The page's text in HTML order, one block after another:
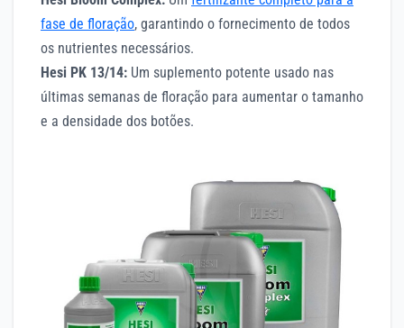
fase de floração, garantindo o fornecimento de todos
os nutrientes necessários.
Hesi PK 13/14: Um suplemento potente usado nas
últimas semanas de floração para aumentar o tamanho
e a densidade dos botões.